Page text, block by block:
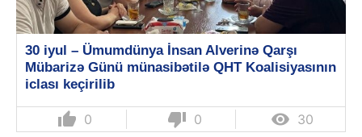
30 iyul – Ümumdünya İnsan Alverinə Qarşı
Mübarizə Günü münasibətilə QHT Koalisiyasının
iclası keçirilib
thumb_up 0 thumb_down 0  30